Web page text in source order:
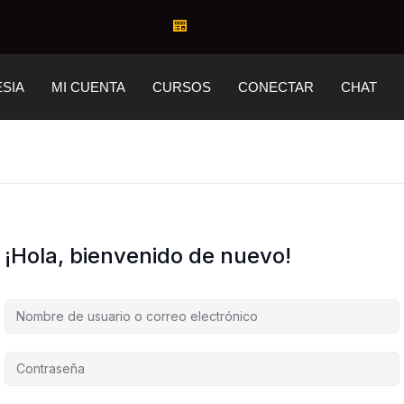
MI CUENTA CURSOS CONECTAR CHAT
¡Hola, bienvenido de nuevo!